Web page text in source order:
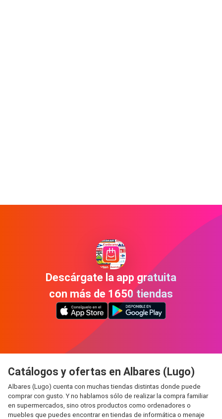
Descárgate la app gratuita
con más de 1650 tiendas
Catálogos y ofertas en Albares (Lugo)
Albares (Lugo) cuenta con muchas tiendas distintas donde puede
comprar con gusto. Y no hablamos sólo de realizar la compra familiar
en supermercados, sino otros productos como ordenadores o
muebles que puedes encontrar en tiendas de informática o menaje